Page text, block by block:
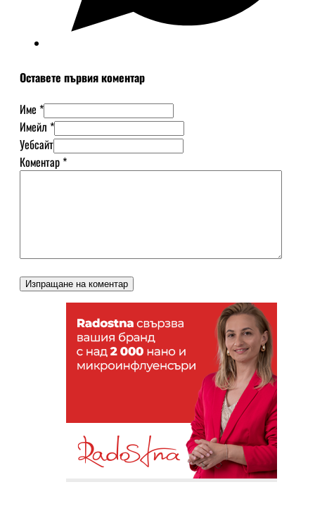
Оставете първия коментар
Име *
Имейл *
Уебсайт
Коментар*